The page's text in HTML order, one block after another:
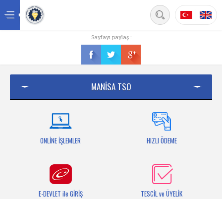
Üyelik
Bilgi Bankası
Sayfayı paylaş :
MANİSA TSO
ONLİNE İŞLEMLER HIZLI ÖDEME
E-DEVLET ile GİRİŞ TESCİL ve ÜYELİK